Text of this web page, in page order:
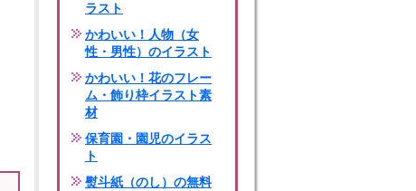
ラスト
かわいい！人物（女
性・男性）のイラスト
かわいい！花のフレー
ム・飾り枠イラスト素
材
保育園・園児のイラス
ト
熨斗紙（のし）の無料